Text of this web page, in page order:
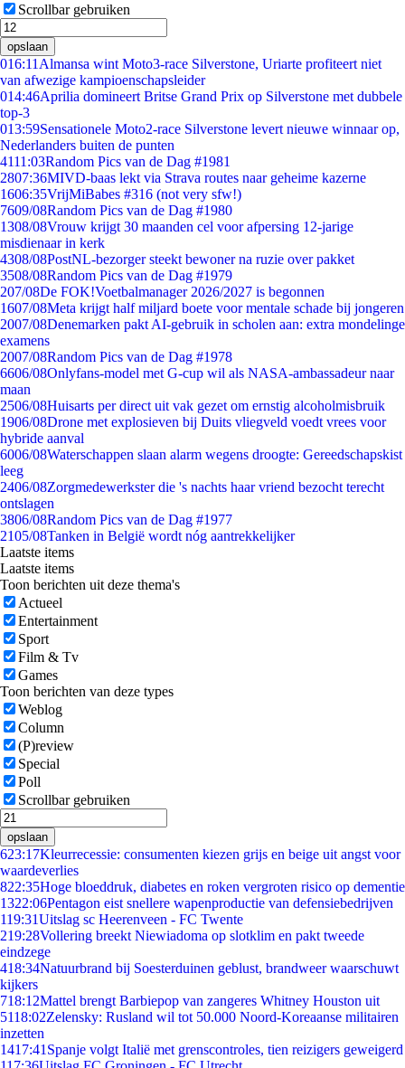
Scrollbar gebruiken
opslaan
016:11 Almansa wint Moto3-race Silverstone, Uriarte profiteert niet
van afwezige kampioenschapsleider
014:46Aprilia domineert Britse Grand Prix op Silverstone met dubbele
top-3
013:59Sensationele Moto2-race Silverstone levert nieuwe winnaar op,
Nederlanders buiten de punten
4111:03Random Pics van de Dag #1981
2807:36MIVD-baas lekt via Strava routes naar geheime kazerne
1606:35VrijMiBabes #316 (not very sfw!)
7609/08Random Pics van de Dag #1980
1308/08Vrouw krijgt 30 maanden cel voor afpersing 12-jarige
misdienaar in kerk
4308/08PostNL-bezorger steekt bewoner na ruzie over pakket
3508/08Random Pics van de Dag #1979
207/08De FOK!Voetbalmanager 2026/2027 is begonnen
1607/08Meta krijgt half miljard boete voor mentale schade bij jongeren
2007/08Denemarken pakt AI-gebruik in scholen aan: extra mondelinge
examens
2007/08Random Pics van de Dag #1978
6606/08Onlyfans-model met G-cup wil als NASA-ambassadeur naar
maan
2506/08Huisarts per direct uit vak gezet om ernstig alcoholmisbruik
1906/08Drone met explosieven bij Duits vliegveld voedt vrees voor
hybride aanval
6006/08Waterschappen slaan alarm wegens droogte: Gereedschapskist
leeg
2406/08Zorgmedewerkster die 's nachts haar vriend bezocht terecht
ontslagen
3806/08Random Pics van de Dag #1977
2105/08Tanken in België wordt nóg aantrekkelijker
Laatste items
Laatste items
Toon berichten uit deze thema's
Actueel
Entertainment
Sport
Film & Tv
Games
Toon berichten van deze types
Weblog
Column
(P)review
Special
Poll
Scrollbar gebruiken
opslaan
623:17Kleurrecessie: consumenten kiezen grijs en beige uit angst voor
waardeverlies
822:35Hoge bloeddruk, diabetes en roken vergroten risico op dementie
1322:06Pentagon eist snellere wapenproductie van defensiebedrijven
119:31Uitslag sc Heerenveen - FC Twente
219:28Vollering breekt Niewiadoma op slotklim en pakt tweede
eindzege
418:34Natuurbrand bij Soesterduinen geblust, brandweer waarschuwt
kijkers
718:12Mattel brengt Barbiepop van zangeres Whitney Houston uit
5118:02Zelensky: Rusland wil tot 50.000 Noord-Koreaanse militairen
inzetten
1417:41 Spanje volgt Italië met grenscontroles, tien reizigers geweigerd